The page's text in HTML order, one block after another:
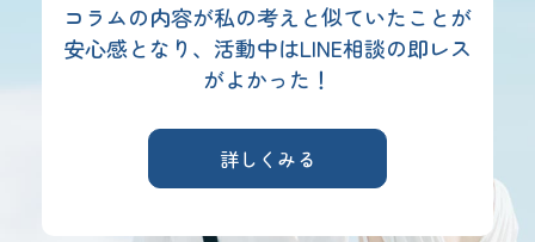
⼤⼿かどうかより寄り添ってくれる
同年代カウンセラーが⼼強かった！
詳しくみる